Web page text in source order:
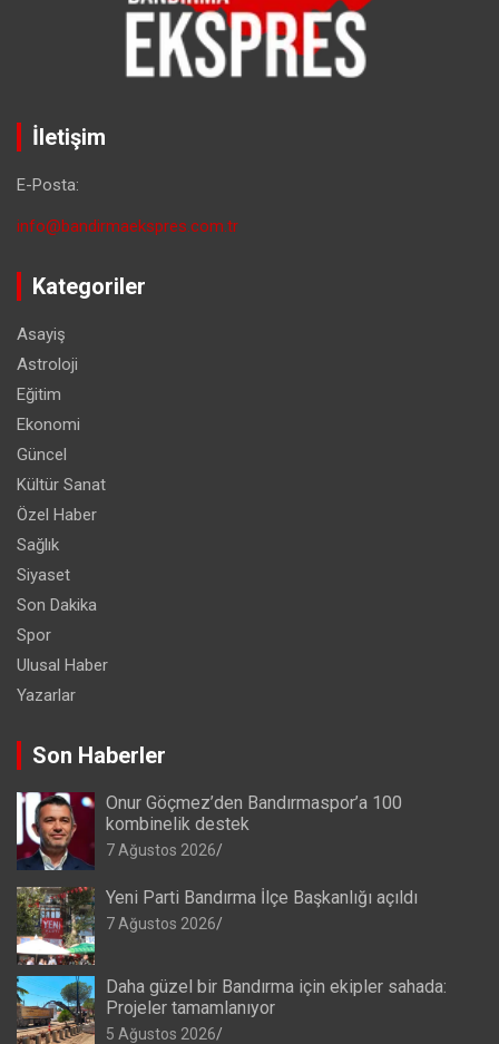
İletişim
E-Posta:
info@bandirmaekspres.com.tr
Kategoriler
Asayiş
Astroloji
Eğitim
Ekonomi
Güncel
Kültür Sanat
Özel Haber
Sağlık
Siyaset
Son Dakika
Spor
Ulusal Haber
Yazarlar
Son Haberler
Onur Göçmez’den Bandırmaspor’a 100
kombinelik destek
7 Ağustos 2026
Yeni Parti Bandırma İlçe Başkanlığı açıldı
7 Ağustos 2026
Daha güzel bir Bandırma için ekipler sahada:
Projeler tamamlanıyor
5 Ağustos 2026